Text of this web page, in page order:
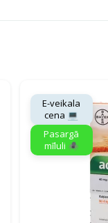
E-veikala
cena 💻
Pasargā
mīluli 🕷️